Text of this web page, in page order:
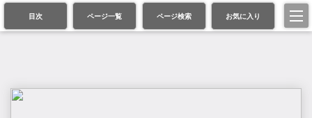
目次 ページ一覧 ページ検索 お気に入り